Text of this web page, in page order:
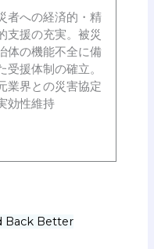
者への経済的・精
支援の充実。被災
体の機能不全に備
受援体制の確立。
業界との災害協定
効性維持
Back Better